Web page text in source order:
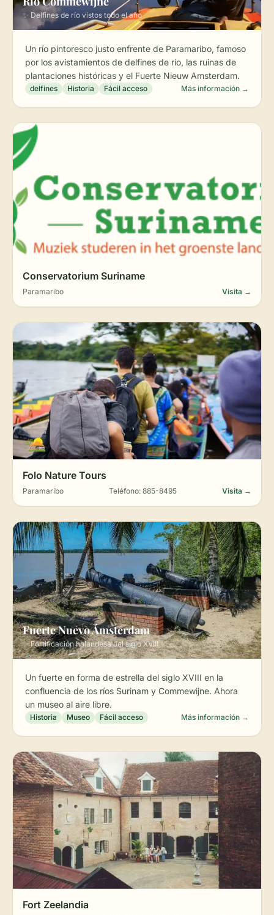
✨ Delfines de río vistos todo el año
Un río pintoresco justo enfrente de Paramaribo, famoso
por los avistamientos de delfines de río, las ruinas de
plantaciones históricas y el Fuerte Nieuw Amsterdam.
delfines Historia Fácil acceso Más información →
Conservatorium Suriname
Paramaribo Visita →
Folo Nature Tours
Paramaribo Teléfono: 885-8495 Visita →
Fuerte Nuevo Ámsterdam
✨ Fortificación holandesa del siglo XVIII
Un fuerte en forma de estrella del siglo XVIII en la
confluencia de los ríos Surinam y Commewijne. Ahora
un museo al aire libre.
Historia Museo Fácil acceso Más información →
Fort Zeelandia